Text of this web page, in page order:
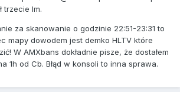
trzecie lm.
za skanowanie o godzinie 22:51-23:31 to
mapy dowodem jest demko HLTV które
W AMXbans dokładnie pisze, że dostałem
1h od Cb. Błąd w konsoli to inna sprawa.